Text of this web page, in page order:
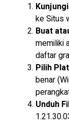
ke Situs
Buat
memiliki
daftar
Pilih
benar
Unduh